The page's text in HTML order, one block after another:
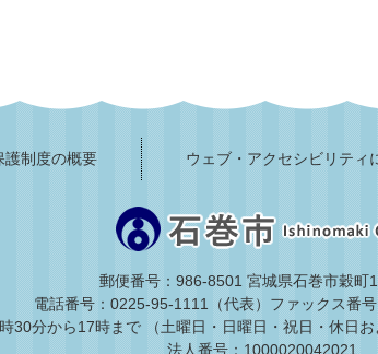
護制度の概要 ウェブ・アクセシビリティ
郵便番号：986-8501 宮城県石巻市穀町
電話番号：0225-95-1111（代表） ファックス番
30分から17時まで （土曜日・日曜日・祝日・休日
法人番号：1000020042021